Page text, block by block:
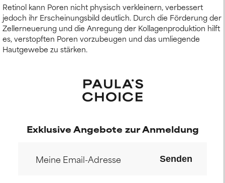
Retinol kann Poren nicht physisch verkleinern, verbessert
jedoch ihr Erscheinungsbild deutlich. Durch die Förderung der
Zellerneuerung und die Anregung der Kollagenproduktion hilft
es, verstopften Poren vorzubeugen und das umliegende
Hautgewebe zu stärken.
Exklusive Angebote zur Anmeldung
Senden